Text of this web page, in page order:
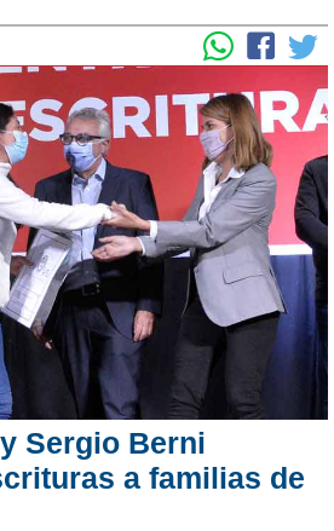
Sergio Berni
a familias de